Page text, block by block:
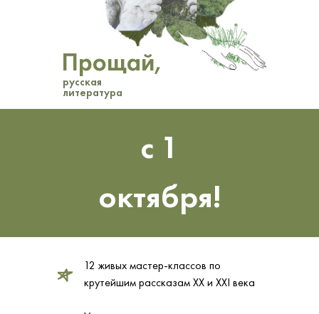
Прощай,
русская
литература
с 1
октября!
12 живых мастер-классов по
крутейшим рассказам XX и XXI века